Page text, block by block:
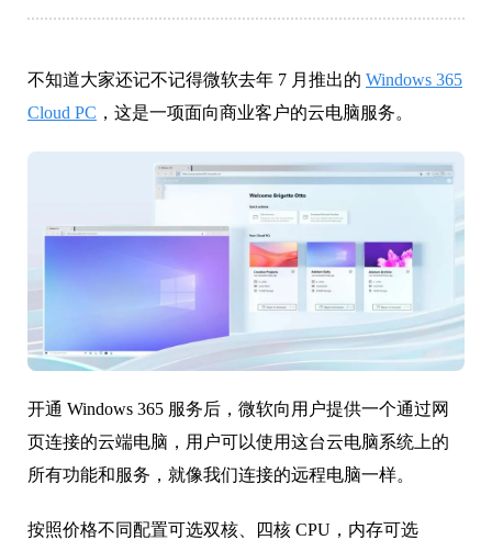
不知道大家还记不记得微软去年 7 月推出的 Windows 365
Cloud PC ，这是一项面向商业客户的云电脑服务。
开通 Windows 365 服务后，微软向用户提供一个通过网
页连接的云端电脑，用户可以使用这台云电脑系统上的
所有功能和服务，就像我们连接的远程电脑一样。
按照价格不同配置可选双核、四核 CPU，内存可选